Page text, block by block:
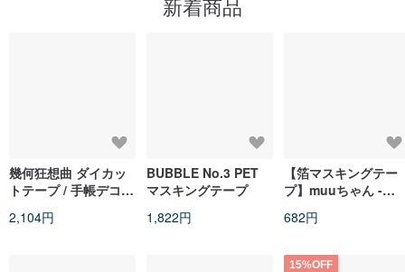
新着商品
幾何狂想曲 ダイカッ
トテープ / 手帳デコレ
エイティブコラージュ
2,104円
BUBBLE No.3 PET
マスキングテープ
1,822円
【箔マスキングテー
プ】muuちゃん -
spicaの庭 (SMK003)
682円
15%OFF